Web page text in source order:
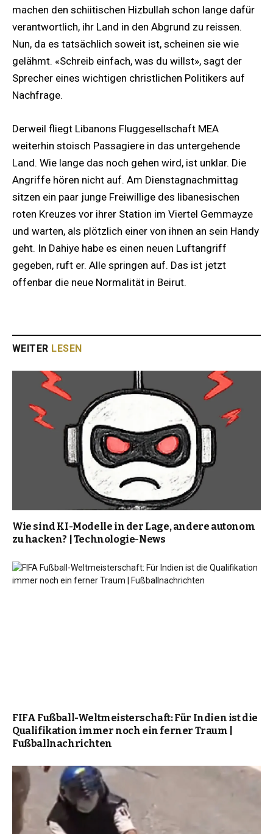
machen den schiitischen Hizbullah schon lange dafür
verantwortlich, ihr Land in den Abgrund zu reissen.
Nun, da es tatsächlich soweit ist, scheinen sie wie
gelähmt. «Schreib einfach, was du willst», sagt der
Sprecher eines wichtigen christlichen Politikers auf
Nachfrage.
Derweil fliegt Libanons Fluggesellschaft MEA
weiterhin stoisch Passagiere in das untergehende
Land. Wie lange das noch gehen wird, ist unklar. Die
Angriffe hören nicht auf. Am Dienstagnachmittag
sitzen ein paar junge Freiwillige des libanesischen
roten Kreuzes vor ihrer Station im Viertel Gemmayze
und warten, als plötzlich einer von ihnen an sein Handy
geht. In Dahiye habe es einen neuen Luftangriff
gegeben, ruft er. Alle springen auf. Das ist jetzt
offenbar die neue Normalität in Beirut.
WEITER LESEN
Wie sind KI-Modelle in der Lage, andere autonom
zu hacken? | Technologie-News
FIFA Fußball-Weltmeisterschaft: Für Indien ist die
Qualifikation immer noch ein ferner Traum |
Fußballnachrichten